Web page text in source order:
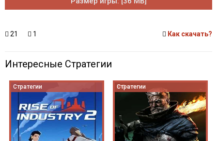
21 1 Как скачать?
Интересные Стратегии
Стратегии Стратегии